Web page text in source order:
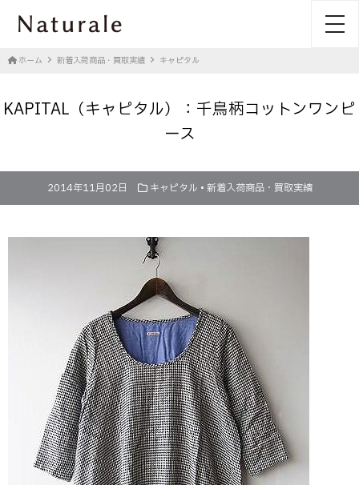
ホーム 新着入荷商品・買取実績 キャピタル
KAPITAL（キャピタル）：千鳥柄コットンワンピ
ース
2014年11月02日 キャピタル • 新着入荷商品・買取実績